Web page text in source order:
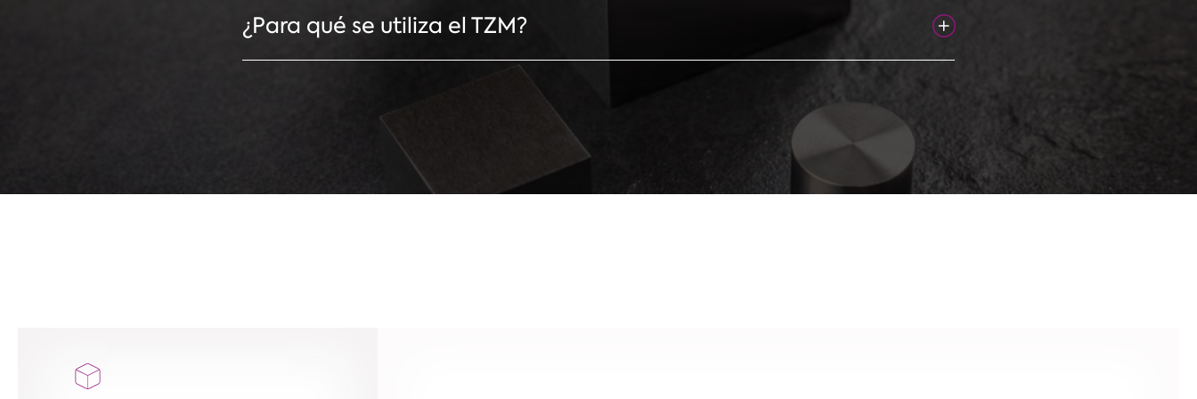
¿Para qué se utiliza el TZM?
Las aleaciones de TZM se utilizan principalmente en ámbitos en los que los materiales deben
soportar altas temperaturas: por ejemplo, para componentes de máquinas, conductores de
calefacción, electrodos, alambres ligeros de ingeniería, naves de sinterización, interiores de
hornos, herramientas de forja, tecnología de rayos X, escudos contra radiaciones y muchas otras